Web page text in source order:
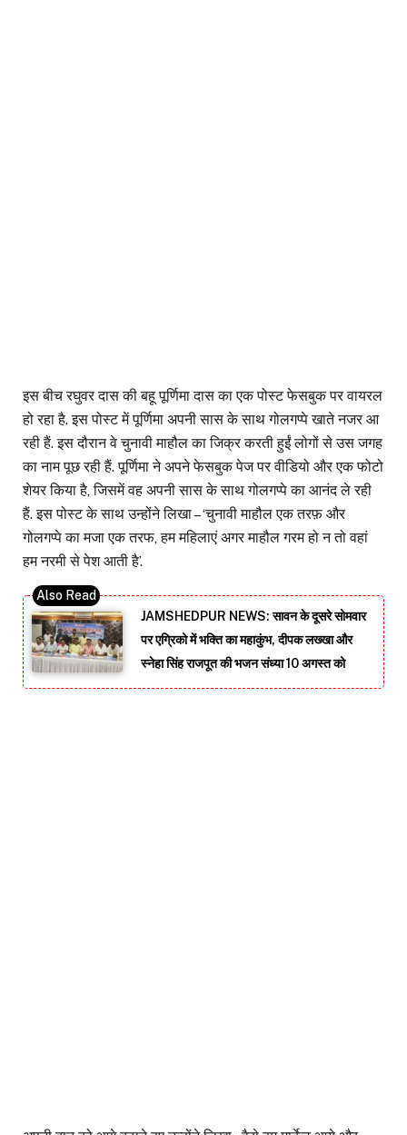
इस बीच रघुवर दास की बहू पूर्णिमा दास का एक पोस्ट फेसबुक पर वायरल
हो रहा है. इस पोस्ट में पूर्णिमा अपनी सास के साथ गोलगप्पे खाते नजर आ
रही हैं. इस दौरान वे चुनावी माहौल का जिक्र करती हुईं लोगों से उस जगह
का नाम पूछ रही हैं. पूर्णिमा ने अपने फेसबुक पेज पर वीडियो और एक फोटो
शेयर किया है, जिसमें वह अपनी सास के साथ गोलगप्पे का आनंद ले रही
हैं. इस पोस्ट के साथ उन्होंने लिखा – ‘चुनावी माहौल एक तरफ़ और
गोलगप्पे का मजा एक तरफ, हम महिलाएं अगर माहौल गरम हो न तो वहां
हम नरमी से पेश आती है’.
JAMSHEDPUR NEWS: सावन के दूसरे सोमवार
पर एग्रिको में भक्ति का महाकुंभ, दीपक लख्खा और
स्नेहा सिंह राजपूत की भजन संध्या 10 अगस्त को